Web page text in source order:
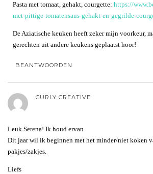
Pasta met tomaat, gehakt, courgette: https://
met-pittige-tomatensaus-gehakt-en-gegrilde-
De Aziatische keuken heeft zeker mijn voorkeur,
gerechten uit andere keukens geplaatst hoor!
BEANTWOORDEN
CURLY CREATIVE
Leuk Serena! Ik houd ervan.
Dit jaar wil ik beginnen met het minder/niet koken
pakjes/zakjes.
Liefs